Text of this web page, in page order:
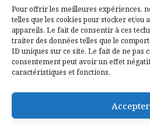
Pour offrir les meilleures expériences,
telles que les cookies pour stocker et/
appareils. Le fait de consentir à ces
traiter des données telles que le
ID uniques sur ce site. Le fait de ne
consentement peut avoir un effet
caractéristiques et fonctions.
Accepter
Mentions légales
Politique de